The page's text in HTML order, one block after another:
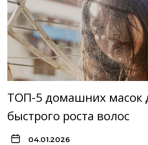
ТОП-5 домашних масок
быстрого роста волос
04.01.2026